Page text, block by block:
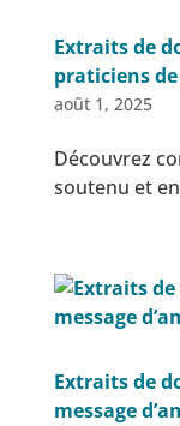
Extraits de
praticiens
août 1, 2025
Découvrez
soutenu et
Extraits de
message